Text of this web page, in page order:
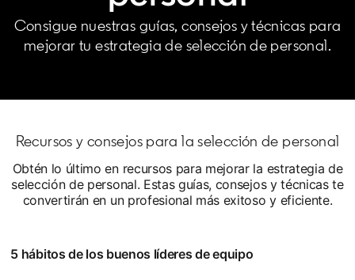
Consigue nuestras guías, consejos y técnicas para
mejorar tu estrategia de selección de personal.
Recursos y consejos para la selección de personal
Obtén lo último en recursos para mejorar la estrategia de
selección de personal. Estas guías, consejos y técnicas te
convertirán en un profesional más exitoso y eficiente.
5 hábitos de los buenos líderes de equipo